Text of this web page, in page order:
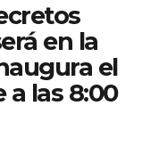
en la
el
a las 8:00